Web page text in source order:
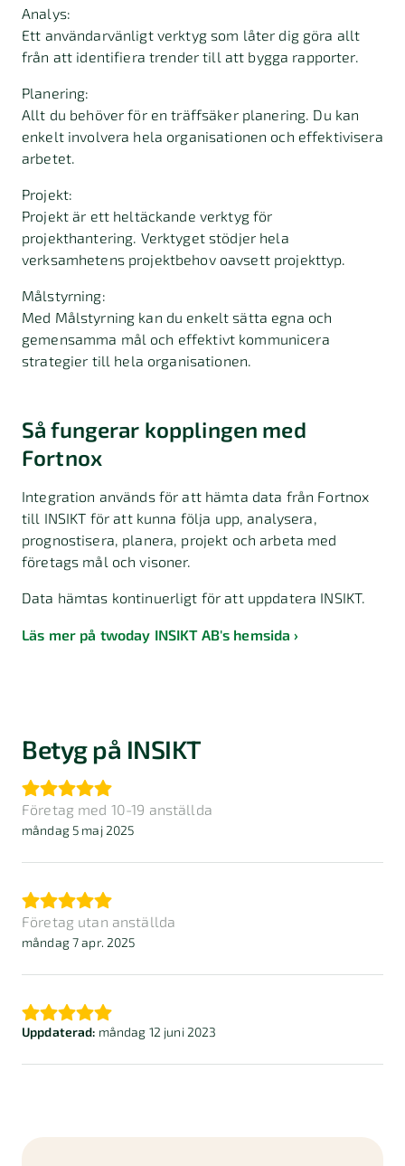
Analys:
Ett användarvänligt verktyg som låter dig göra allt
från att identifiera trender till att bygga rapporter.
Planering:
Allt du behöver för en träffsäker planering. Du kan
enkelt involvera hela organisationen och effektivisera
arbetet.
Projekt:
Projekt är ett heltäckande verktyg för
projekthantering. Verktyget stödjer hela
verksamhetens projektbehov oavsett projekttyp.
Målstyrning:
Med Målstyrning kan du enkelt sätta egna och
gemensamma mål och effektivt kommunicera
strategier till hela organisationen.
Så fungerar kopplingen med
Fortnox
Integration används för att hämta data från Fortnox
till INSIKT för att kunna följa upp, analysera,
prognostisera, planera, projekt och arbeta med
företags mål och visoner.
Data hämtas kontinuerligt för att uppdatera INSIKT.
Läs mer på twoday INSIKT AB's hemsida
Betyg på INSIKT
Företag med 10-19 anställda
måndag 5 maj 2025
Företag utan anställda
måndag 7 apr. 2025
Uppdaterad: måndag 12 juni 2023